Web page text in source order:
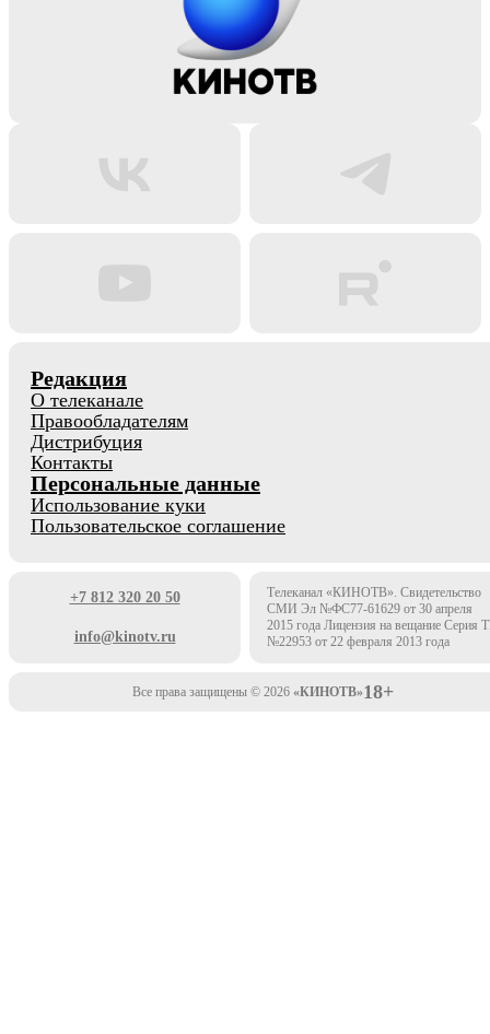
Редакция
О телеканале
Правообладателям
Дистрибуция
Контакты
Персональные данные
Использование куки
Пользовательское соглашение
+7 812 320 20 50
info@kinotv.ru
Телеканал «КИНОТВ». Свидетельство
СМИ Эл №ФС77-61629 от 30 апреля
2015 года Лицензия на вещание Серия
№22953 от 22 февраля 2013 года
Все права защищены © 2026 «КИНОТВ»18+